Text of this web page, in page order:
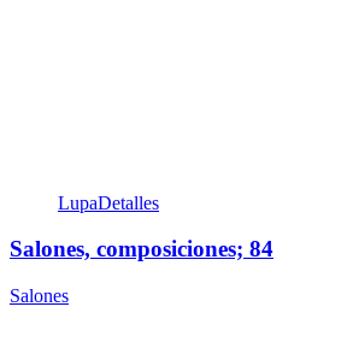
LupaDetalles
Salones, composiciones; 84
Salones